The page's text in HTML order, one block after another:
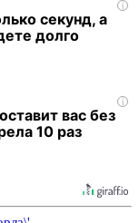
i
секунд, а
долго
i
вас без
10 раз